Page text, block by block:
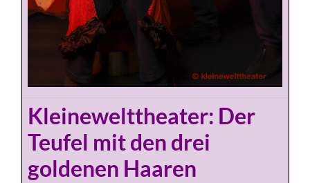
Kleinewelttheater: Der
Teufel mit den drei
goldenen Haaren